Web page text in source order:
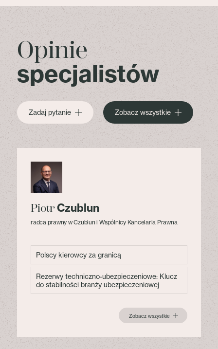
Opinie
specjalistów
Zadaj pytanie Zobacz wszystkie
PiotrCzublun
radca prawny w Czublun i Wspólnicy Kancelaria Prawna
Polscy kierowcy za granicą
Rezerwy techniczno-ubezpieczeniowe: Klucz
do stabilności branży ubezpieczeniowej
Zobacz wszystkie